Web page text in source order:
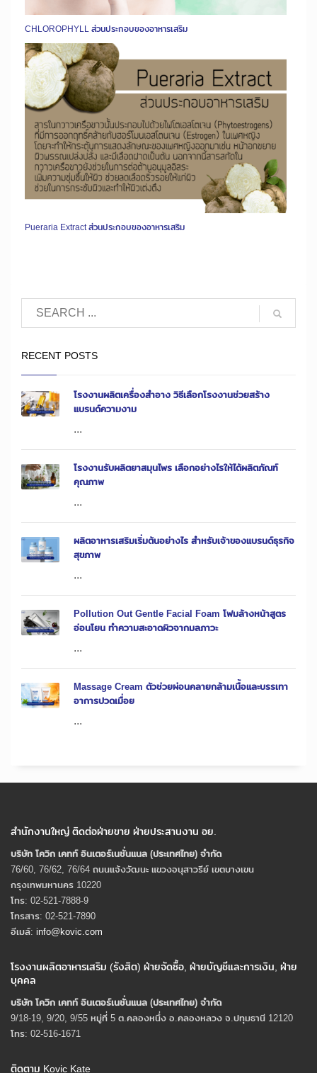
CHLOROPHYLL ส่วนประกอบของอาหารเสริม
Pueraria Extract ส่วนประกอบของอาหารเสริม
RECENT POSTS
โรงงานผลิตเครื่องสำอาง วิธีเลือกโรงงานช่วยสร้าง
แบรนด์ความงาม
...
โรงงานรับผลิตยาสมุนไพร เลือกอย่างไรให้ได้ผลิตภัณฑ์
คุณภาพ
...
ผลิตอาหารเสริมเริ่มต้นอย่างไร สำหรับเจ้าของแบรนด์ธุรกิจ
สุขภาพ
...
Pollution Out Gentle Facial Foam โฟมล้างหน้าสูตร
อ่อนโยน ทำความสะอาดผิวจากมลภาวะ
...
Massage Cream ตัวช่วยผ่อนคลายกล้ามเนื้อและบรรเทา
อาการปวดเมื่อย
...
สำนักงานใหญ่ ติดต่อฝ่ายขาย ฝ่ายประสานงาน อย.
บริษัท โควิก เคทท์ อินเตอร์เนชั่นแนล (ประเทศไทย) จํากัด
76/60, 76/62, 76/64 ถนนแจ้งวัฒนะ แขวงอนุสาวรีย์ เขตบางเขน
กรุงเทพมหานคร 10220
โทร: 02-521-7888-9
โทรสาร: 02-521-7890
อีเมล์: info@kovic.com
โรงงานผลิตอาหารเสริม (รังสิต) ฝ่ายจัดซื้อ, ฝ่ายบัญชีและการเงิน, ฝ่าย
บุคคล
บริษัท โควิก เคทท์ อินเตอร์เนชั่นแนล (ประเทศไทย) จํากัด
9/18-19, 9/20, 9/55 หมู่ที่ 5 ต.คลองหนึ่ง อ.คลองหลวง จ.ปทุมธานี 12120
โทร: 02-516-1671
ติดตาม Kovic Kate